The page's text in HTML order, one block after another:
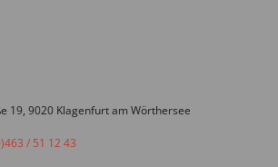
19, 9020 Klagenfurt am Wörthersee
/ 51 12 43